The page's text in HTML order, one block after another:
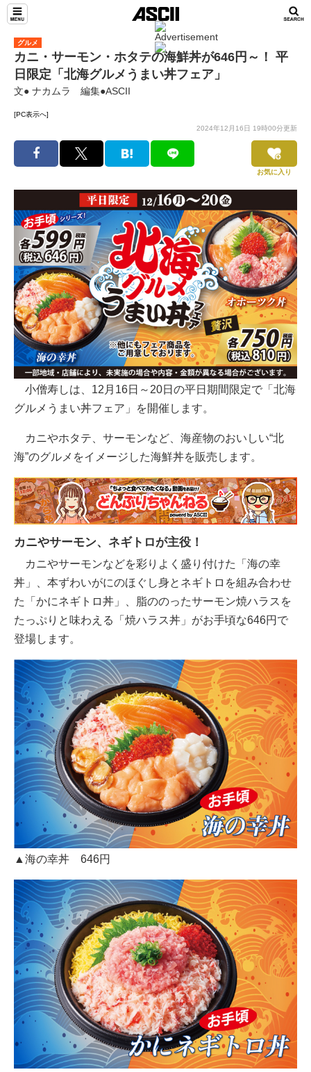
グルメ
カニ・サーモン・ホタテの海鮮丼が646円～！ 平
日限定「北海グルメうまい丼フェア」
文● ナカムラ 編集●ASCII
[PC表示へ]
2024年12月16日 19時00分更新
お気に入り
小僧寿しは、12月16日～20日の平日期間限定で「北海
グルメうまい丼フェア」を開催します。
カニやホタテ、サーモンなど、海産物のおいしい“北
海”のグルメをイメージした海鮮丼を販売します。
カニやサーモン、ネギトロが主役！
カニやサーモンなどを彩りよく盛り付けた「海の幸
丼」、本ずわいがにのほぐし身とネギトロを組み合わせ
た「かにネギトロ丼」、脂ののったサーモン焼ハラスを
たっぷりと味わえる「焼ハラス丼」がお手頃な646円で
登場します。
▲海の幸丼 646円